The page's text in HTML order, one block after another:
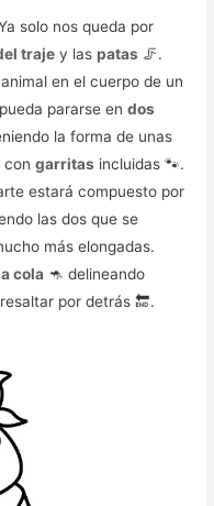
solo nos queda por
traje y laspatas 🦵️.
en el cuerpo de un
pararse endos
la forma de unas
congarritas incluidas 🐾.
estará compuesto por
las dos que se
más elongadas.
cola 🦘 delineando
por detrás 🔚.